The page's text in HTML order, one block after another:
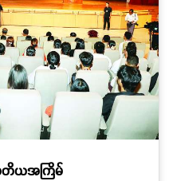
တိယအကြိမ်